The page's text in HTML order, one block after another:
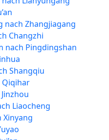
nach Zhangjiagang
Changzhi
nach Pingdingshan
Shangqiu
Qiqihar
Liaocheng
Xinyang